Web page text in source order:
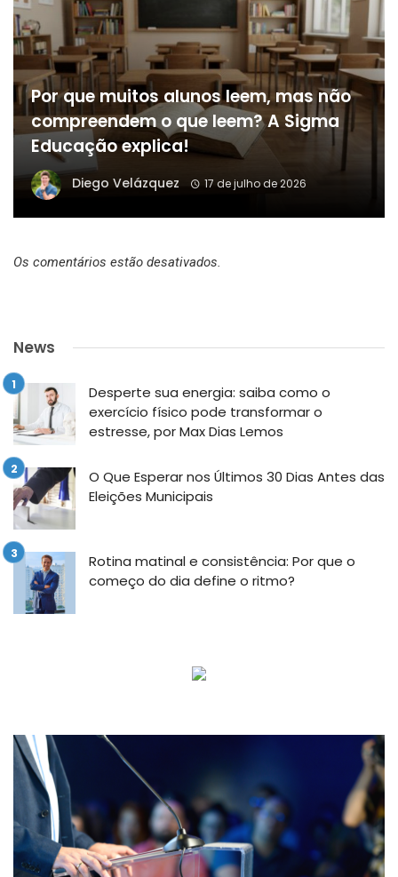
Por que muitos alunos leem, mas não
compreendem o que leem? A Sigma
Educação explica!
Diego Velázquez 17 de julho de 2026
Os comentários estão desativados.
News
Desperte sua energia: saiba como o
exercício físico pode transformar o
estresse, por Max Dias Lemos
O Que Esperar nos Últimos 30 Dias Antes das
Eleições Municipais
Rotina matinal e consistência: Por que o
começo do dia define o ritmo?